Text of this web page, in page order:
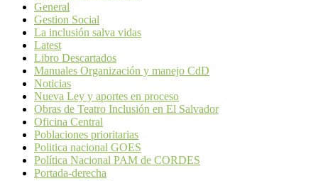
General
Gestion Social
La inclusión salva vidas
Latest
Libro Descartados
Manuales Organización y manejo CdD
Noticias
Nueva Ley y aportes en proceso
Obras de Teatro Inclusión en El Salvador
Oficina Central
Poblaciones prioritarias
Politica nacional GOES
Política Nacional PAM de CORDES
Portada-derecha